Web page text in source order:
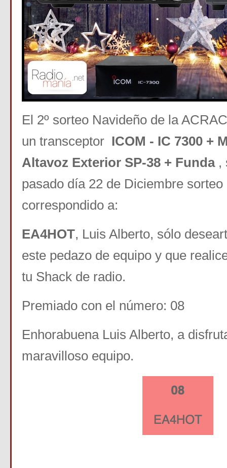
El 2º sorteo Navideño de la
un transceptor ICOM - IC 7300 +
Altavoz Exterior SP-38 + Funda ,
pasado día 22 de Diciembre
correspondido a:
EA4HOT, Luis Alberto, sólo
este pedazo de equipo y que
tu Shack de radio.
Premiado con el número: 08
Enhorabuena Luis Alberto, a
maravilloso equipo.